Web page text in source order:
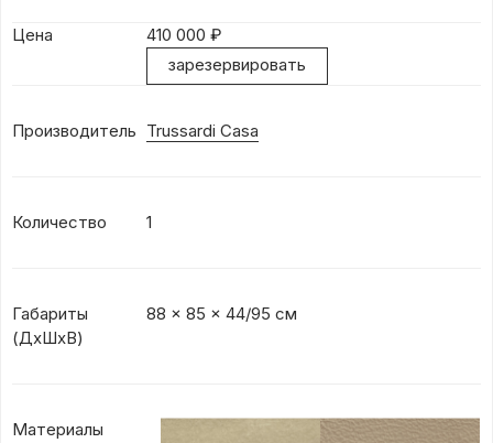
Цена 410 000 ₽
зарезервировать
Производитель Trussardi Casa
Количество 1
Габариты
(ДхШхВ)
88 x 85 x 44/95 см
Материалы